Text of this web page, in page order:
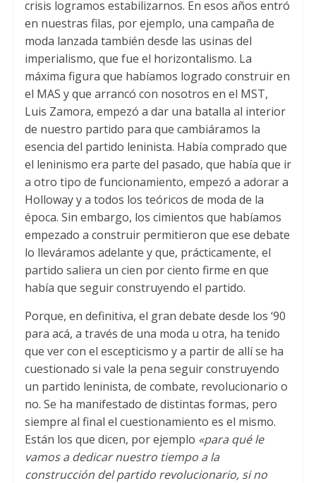
crisis logramos estabilizarnos. En esos años entró
en nuestras filas, por ejemplo, una campaña de
moda lanzada también desde las usinas del
imperialismo, que fue el horizontalismo. La
máxima figura que habíamos logrado construir en
el MAS y que arrancó con nosotros en el MST,
Luis Zamora, empezó a dar una batalla al interior
de nuestro partido para que cambiáramos la
esencia del partido leninista. Había comprado que
el leninismo era parte del pasado, que había que ir
a otro tipo de funcionamiento, empezó a adorar a
Holloway y a todos los teóricos de moda de la
época. Sin embargo, los cimientos que habíamos
empezado a construir permitieron que ese debate
lo lleváramos adelante y que, prácticamente, el
partido saliera un cien por ciento firme en que
había que seguir construyendo el partido.
Porque, en definitiva, el gran debate desde los ‘90
para acá, a través de una moda u otra, ha tenido
que ver con el escepticismo y a partir de allí se ha
cuestionado si vale la pena seguir construyendo
un partido leninista, de combate, revolucionario o
no. Se ha manifestado de distintas formas, pero
siempre al final el cuestionamiento es el mismo.
Están los que dicen, por ejemplo «para qué le
vamos a dedicar nuestro tiempo a la
construcción del partido revolucionario, si no